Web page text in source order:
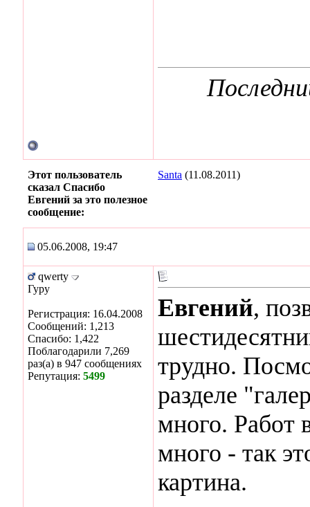
Этот пользователь
сказал Спасибо
Евгений за это полезное
сообщение:
Santa (11.08.2011)
05.06.2008, 19:47
qwerty
Гуру
Регистрация: 16.04.2008
Сообщений: 1,213
Спасибо: 1,422
Поблагодарили 7,269
раз(а) в 947 сообщениях
Репутация: 5499
Евгений,
трудно.
разделе
много. Работ
много - так
картина.